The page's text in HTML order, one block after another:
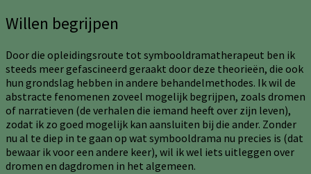
Willen begrijpen
Door die opleidingsroute tot symbooldramatherapeut ben ik
steeds meer gefascineerd geraakt door deze theorieën, die ook
hun grondslag hebben in andere behandelmethodes. Ik wil de
abstracte fenomenen zoveel mogelijk begrijpen, zoals dromen
of narratieven (de verhalen die iemand heeft over zijn leven),
zodat ik zo goed mogelijk kan aansluiten bij die ander. Zonder
nu al te diep in te gaan op wat symbooldrama nu precies is (dat
bewaar ik voor een andere keer), wil ik wel iets uitleggen over
dromen en dagdromen in het algemeen.